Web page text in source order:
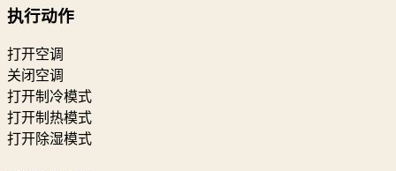
执行动作
打开空调
关闭空调
打开制冷模式
打开制热模式
打开除湿模式